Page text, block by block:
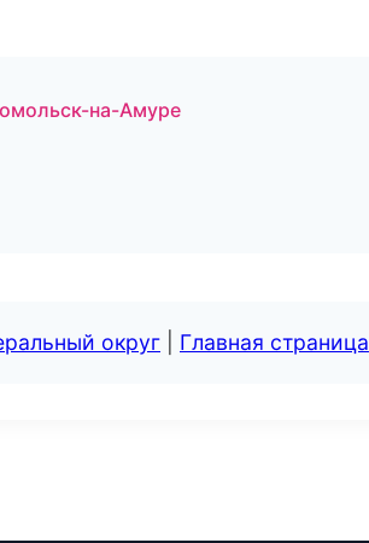
на-Амуре
округ Главная страница